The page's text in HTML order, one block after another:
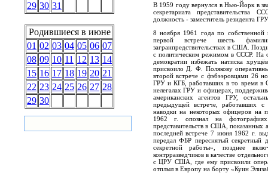
29 30 31
Родившиеся в июне
01 02 03 04 05 06 07
08 09 10 11 12 13 14
15 16 17 18 19 20 21
22 23 24 25 26 27 28
29 30
В 1959 году вернулся в Нью-Йорк в
секретариата
должность - заместитель резидента
8 ноября 1961 года по собственной
первой встрече шесть
загранпредствительствах в США.
с политическим режимом в СССР. На
демократии избежать натиска
присвоило Д. Ф. Полякову
второй встрече с фэбээровцами 26
ГРУ и КГБ, работавших в то время в
нелегалах ГРУ и офицерах,
американских агентов ГРУ,
предыдущей встрече, работавших
наводки на некоторых офицеров на
1962 г. опознал на фотографиях
представительств в США,
последней встрече 7 июня 1962 г.
передал ФБР переснятый секретный
секретной работы», позднее
контрразведчиков в качестве
с ЦРУ США, где ему присвоили
отплыл в Европу на борту «Куин